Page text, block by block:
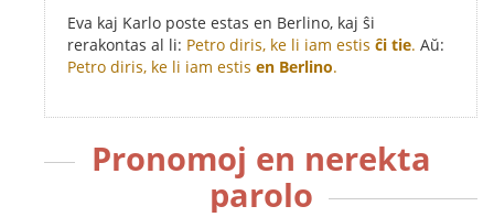
Eva kaj Karlo poste estas en Berlino, kaj ŝi
rerakontas al li: Petro diris, ke li iam estis ĉi tie. Aŭ:
Petro diris, ke li iam estis en Berlino.
Pronomoj en nerekta
parolo